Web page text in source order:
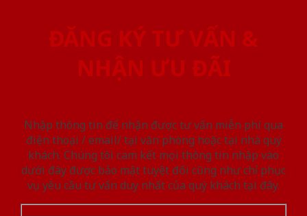
ĐĂNG KÝ TƯ VẤN &
NHẬN ƯU ĐÃI
Nhập thông tin để nhận được tư vấn miễn phí qua
điện thoại / email/ tại văn phòng hoặc tại nhà quý
khách. Chúng tôi cam kết mọi thông tin nhập vào
dưới đây được bảo mật tuyệt đối cũng như chỉ phục
vụ yêu cầu tư vấn duy nhất của quý khách tại đây.